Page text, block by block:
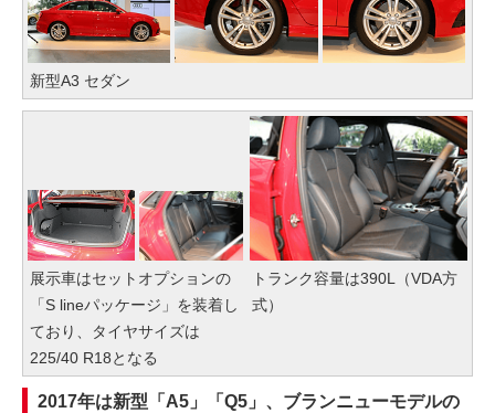
新型A3 セダン
展示車はセットオプションの
「S lineパッケージ」を装着し
ており、タイヤサイズは
225/40 R18となる
トランク容量は390L（VDA方
式）
2017年は新型「A5」「Q5」、ブランニューモデルの